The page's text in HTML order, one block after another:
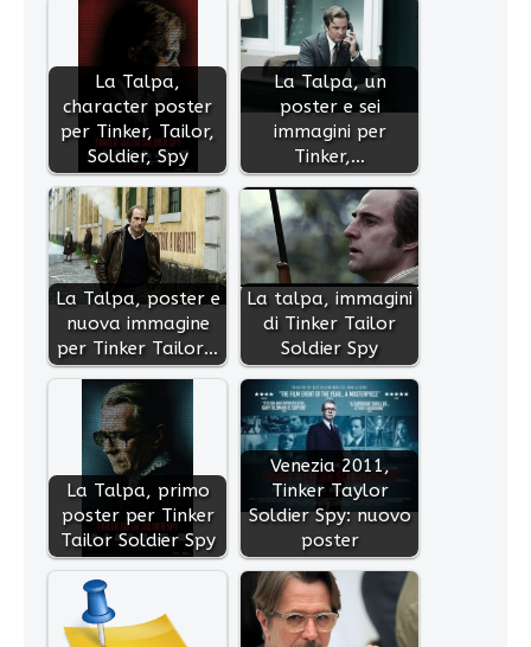
La Talpa,
character poster
per Tinker, Tailor,
Soldier, Spy
La Talpa, un
poster e sei
immagini per
Tinker,…
La Talpa, poster e
nuova immagine
per Tinker Tailor…
La talpa, immagini
di Tinker Tailor
Soldier Spy
La Talpa, primo
poster per Tinker
Tailor Soldier Spy
Venezia 2011,
Tinker Taylor
Soldier Spy: nuovo
poster